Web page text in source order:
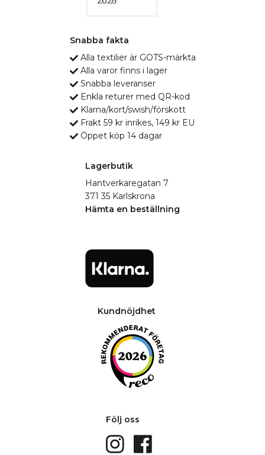
Snabba fakta
Alla textilier är GOTS-märkta
Alla varor finns i lager
Snabba leveranser
Enkla returer med QR-kod
Klarna/kort/swish/förskott
Frakt 59 kr inrikes, 149 kr EU
Öppet köp 14 dagar
Lagerbutik
Hantverkaregatan 7
371 35 Karlskrona
Hämta en beställning
Kundnöjdhet
Följ oss